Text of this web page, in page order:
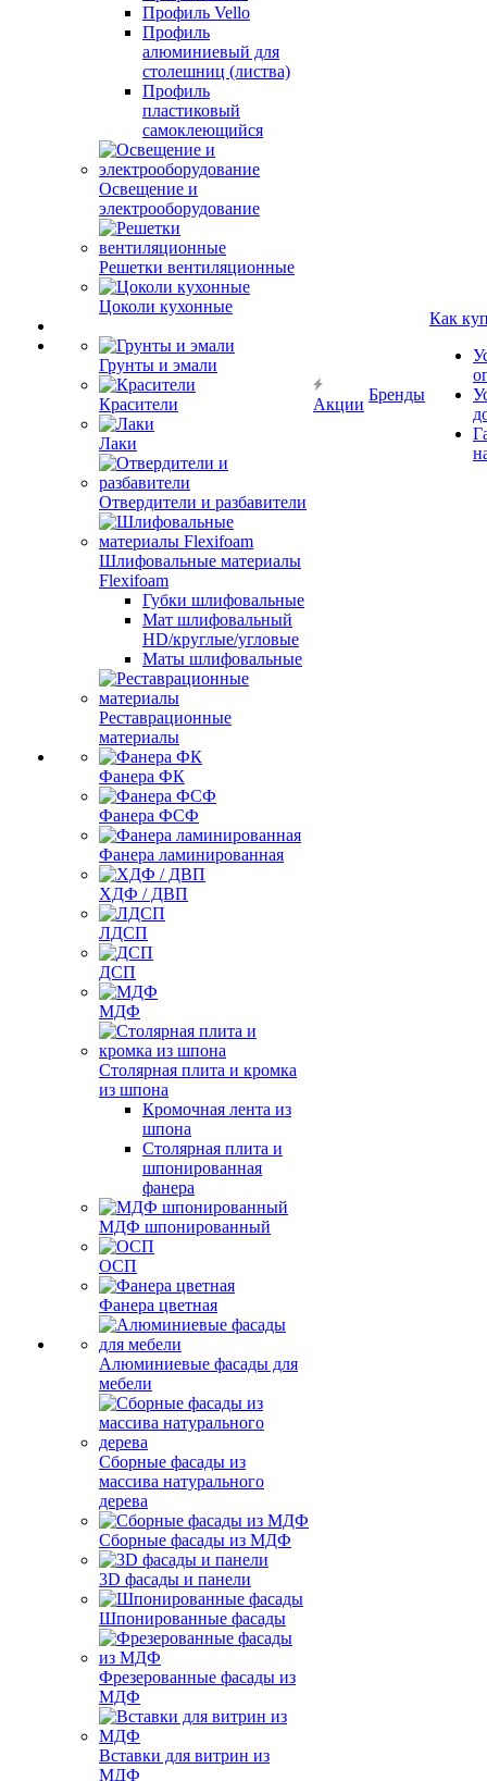
Профиль Vello
Профиль
алюминиевый для
столешниц (листва)
Профиль
пластиковый
самоклеющийся
Освещение и
электрооборудование
Решетки вентиляционные
Цоколи кухонные
Грунты и эмали
Красители
Лаки
Отвердители и разбавители
Шлифовальные материалы
Flexifoam
Губки шлифовальные
Мат шлифовальный
HD/круглые/угловые
Маты шлифовальные
Реставрационные
материалы
Фанера ФК
Фанера ФСФ
Фанера ламинированная
ХДФ / ДВП
ЛДСП
ДСП
МДФ
Столярная плита и кромка
из шпона
Кромочная лента из
шпона
Столярная плита и
шпонированная
фанера
МДФ шпонированный
ОСП
Фанера цветная
Алюминиевые фасады для
мебели
Сборные фасады из
массива натурального
дерева
Сборные фасады из МДФ
3D фасады и панели
Шпонированные фасады
Фрезерованные фасады из
МДФ
Вставки для витрин из
МДФ
Акции
Бренды
Как